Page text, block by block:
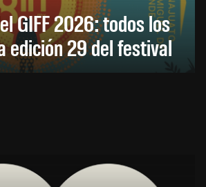
GIFF 2026: todos los
edición 29 del festival